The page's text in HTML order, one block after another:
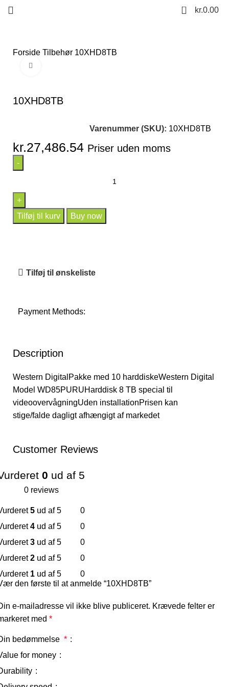
0 kr.0.00
Forside Tilbehør 10XHD8TB
10XHD8TB
Varenummer (SKU): 10XHD8TB
kr.27,486.54 Priser uden moms
Tilføj til kurv Buy now
Tilføj til ønskeliste
Payment Methods:
Description
Western DigitalPakke med 10 harddiskeWestern Digital
Model WD85PURUHarddisk 8 TB special til
videoovervågningUden installationPrisen kan
stige/falde dagligt afhængigt af markedet
Customer Reviews
0 ud af 5
0 reviews
5 ud af 5
0
4 ud af 5
0
3 ud af 5
0
2 ud af 5
0
1 ud af 5 0
den første til at anmelde “10XHD8TB”
e-mailadresse vil ikke blive publiceret. Krævede felter er
med *
bedømmelse *
for money